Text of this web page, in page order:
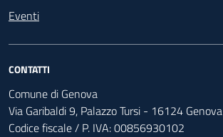
Eventi
CONTATTI
Comune di Genova
Via Garibaldi 9, Palazzo Tursi - 16124 Genova
Codice fiscale / P. IVA: 00856930102